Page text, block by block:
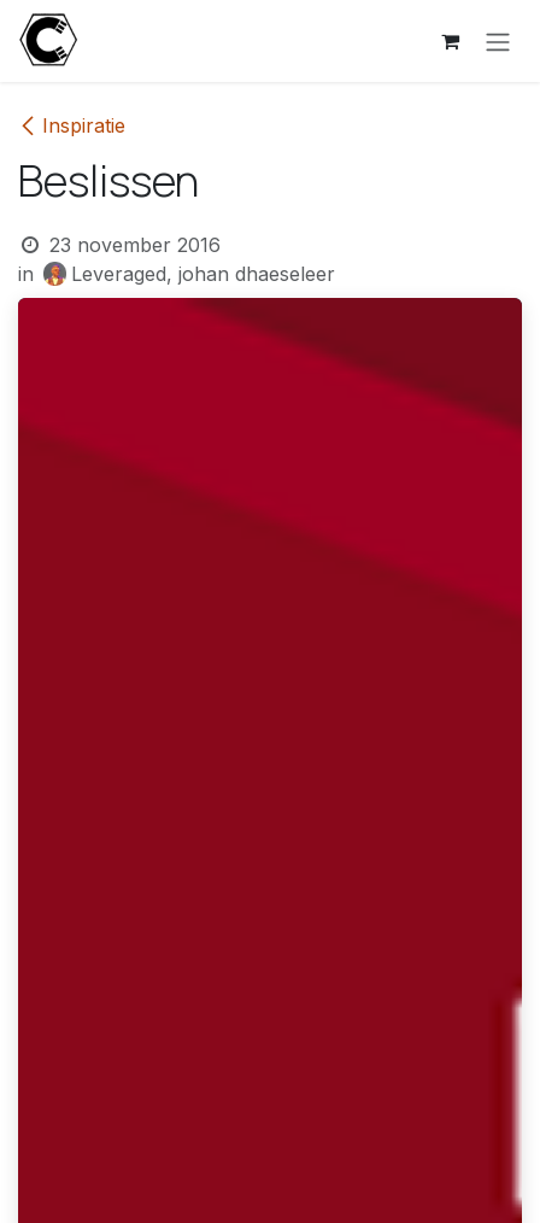
Overslaan naar inhoud
Inspiratie
Beslissen
23 november 2016
in
Leveraged, johan dhaeseleer